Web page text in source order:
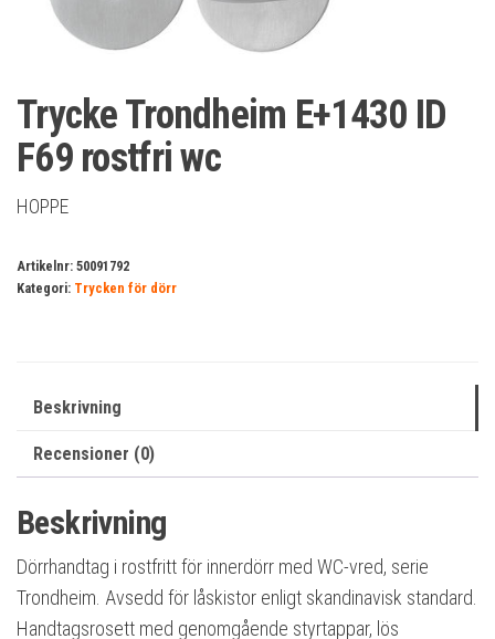
Trycke Trondheim E+1430 ID
F69 rostfri wc
HOPPE
Artikelnr: 50091792
Kategori: Trycken för dörr
Beskrivning
Recensioner (0)
Beskrivning
Dörrhandtag i rostfritt för innerdörr med WC-vred, serie
Trondheim. Avsedd för låskistor enligt skandinavisk standard.
Handtagsrosett med genomgående styrtappar, lös